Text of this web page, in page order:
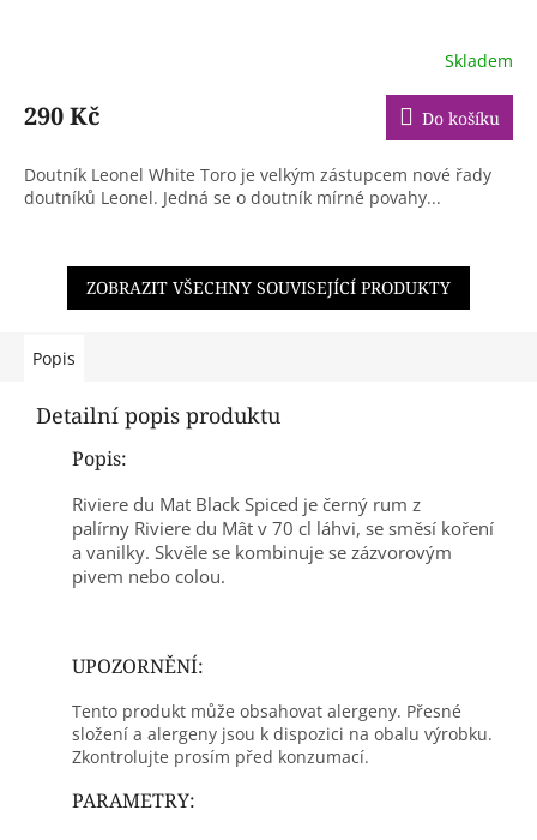
Skladem
290 Kč Do košíku
Doutník Leonel White Toro je velkým zástupcem nové řady
doutníků Leonel. Jedná se o doutník mírné povahy...
ZOBRAZIT VŠECHNY SOUVISEJÍCÍ PRODUKTY
Popis
Detailní popis produktu
Popis:
Riviere du Mat Black Spiced je černý rum z
palírny Riviere du Mât v 70 cl láhvi, se směsí koření
a vanilky. Skvěle se kombinuje se zázvorovým
pivem nebo colou.
UPOZORNĚNÍ:
Tento produkt může obsahovat alergeny. Přesné
složení a alergeny jsou k dispozici na obalu výrobku.
Zkontrolujte prosím před konzumací.
PARAMETRY: